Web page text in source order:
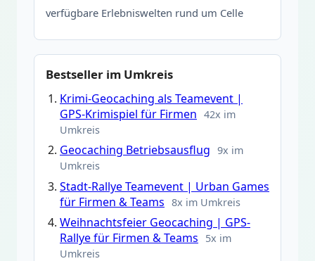
verfügbare Erlebniswelten rund um Celle
Bestseller im Umkreis
Krimi-Geocaching als Teamevent |
GPS-Krimispiel für Firmen 42x im
Umkreis
Geocaching Betriebsausflug 9x im
Umkreis
Stadt-Rallye Teamevent | Urban Games
für Firmen & Teams 8x im Umkreis
Weihnachtsfeier Geocaching | GPS-
Rallye für Firmen & Teams
5x im
Umkreis